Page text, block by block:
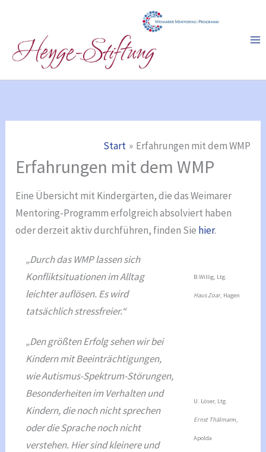
springen
Start Erfahrungen mit dem WMP
Erfahrungen mit dem WMP
Eine Übersicht mit Kindergärten, die das Weimarer
Mentoring-Programm erfolgreich absolviert haben
oder derzeit aktiv durchführen, finden Sie hier.
„Durch das WMP lassen sich
Konfliktsituationen im Alltag
leichter auflösen. Es wird
tatsächlich stressfreier.“
B.Willig, Ltg.
Haus Zoar, Hagen
„Den größten Erfolg sehen wir bei
Kindern mit Beeinträchtigungen,
wie Autismus-Spektrum-Störungen,
Besonderheiten im Verhalten und
Kindern, die noch nicht sprechen
oder die Sprache noch nicht
verstehen. Hier sind kleinere und
U. Löser, Ltg.
Ernst Thälmann,
Apolda